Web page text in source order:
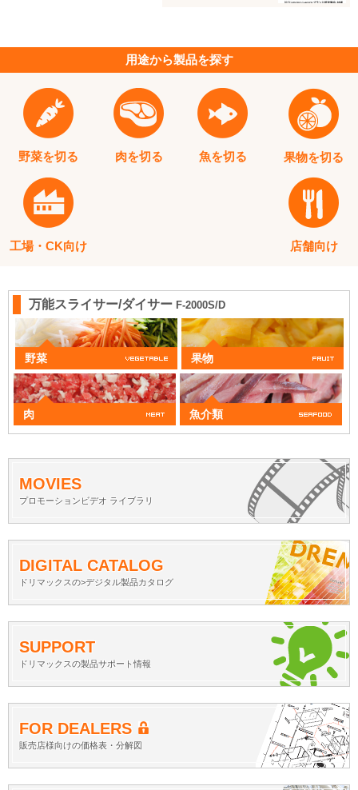
用途から製品を探す
野菜を切る 肉を切る 魚を切る 果物を切る
工場・CK向け 店舗向け
万能スライサー/ダイサー F-2000S/D
野菜 果物
肉 魚介類
MOVIES
プロモーションビデオ ライブラリ
DIGITAL CATALOG
ドリマックスの>デジタル製品カタログ
SUPPORT
ドリマックスの製品サポート情報
FOR DEALERS
販売店様向けの価格表・分解図